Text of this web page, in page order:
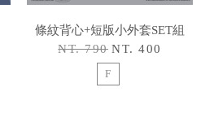
條紋背心+短版小外套SET組
NT. 790 NT. 400
F